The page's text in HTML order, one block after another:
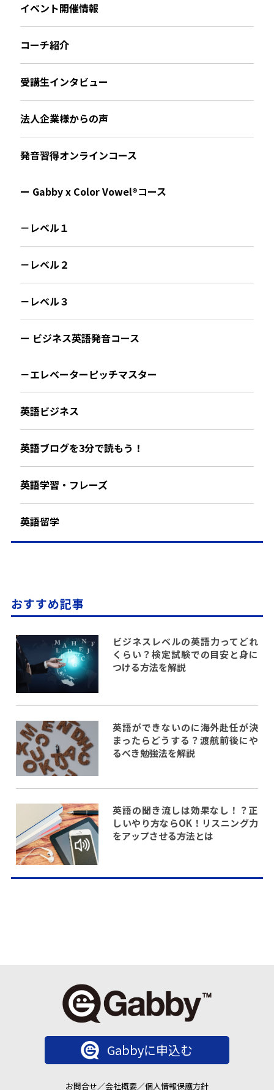
イベント開催情報
コーチ紹介
受講生インタビュー
法人企業様からの声
発音習得オンラインコース
ー Gabby x Color Vowel®︎コース
－レベル１
－レベル２
－レベル３
ー ビジネス英語発音コース
－エレベーターピッチマスター
英語ビジネス
英語ブログを3分で読もう！
英語学習・フレーズ
英語留学
おすすめ記事
ビジネスレベルの英語力ってどれ
くらい？検定試験での目安と身に
つける方法を解説
英語ができないのに海外赴任が決
まったらどうする？渡航前後にや
るべき勉強法を解説
英語の聞き流しは効果なし！？正
しいやり方ならOK！リスニング力
をアップさせる方法とは
Gabbyに申込む
お問合せ／会社概要／個人情報保護方針